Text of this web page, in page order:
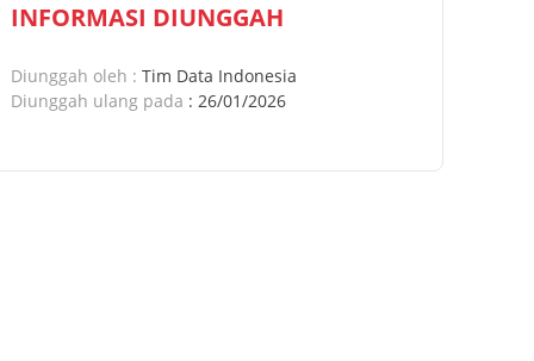
INFORMASI DIUNGGAH
Diunggah oleh : Tim Data Indonesia
Diunggah ulang pada : 26/01/2026